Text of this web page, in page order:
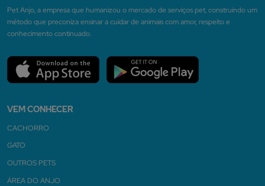
Pet Anjo, a empresa que humanizou o mercado de serviços pet, construindo um
método que preconiza ensinar a cuidar de animais com amor, respeito e
conhecimento continuado.
VEM CONHECER
CACHORRO
GATO
OUTROS PETS
ÁREA DO ANJO